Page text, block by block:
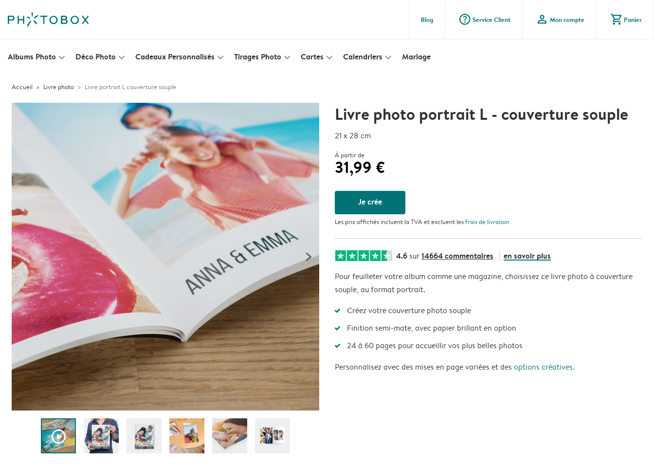
Blog question_mark_circle Service Client profile Mon compte shopping_cart Panier
Albums Photo slim_arrow_down Déco Photo slim_arrow_down Cadeaux Personnalisés slim_arrow_down Tirages Photo slim_arrow_down Cartes slim_arrow_down Calendriers slim_arrow_down Mariage
Accueil Livre photo Livre portrait L couverture souple
play_button_fill
Livre photo portrait L - couverture souple
21 x 28 cm
À partir de
31,99 €
Je crée
Les prix affichés incluent la TVA et excluent lesfrais de livraison
4.6 sur14664 commentaires en savoir plus
Pour feuilleter votre album comme une magazine, choisissez ce livre photo à couverture
souple, au format portrait.
Créez votre couverture photo souple
Finition semi-mate, avec papier brillant en option
24 à 60 pages pour accueillir vos plus belles photos
Personnalisez avec des mises en page variées et des options créatives.